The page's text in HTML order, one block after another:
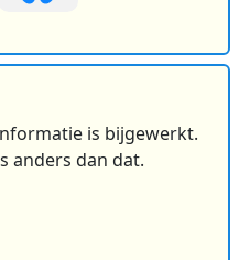
is bijgewerkt.
anders dan dat.